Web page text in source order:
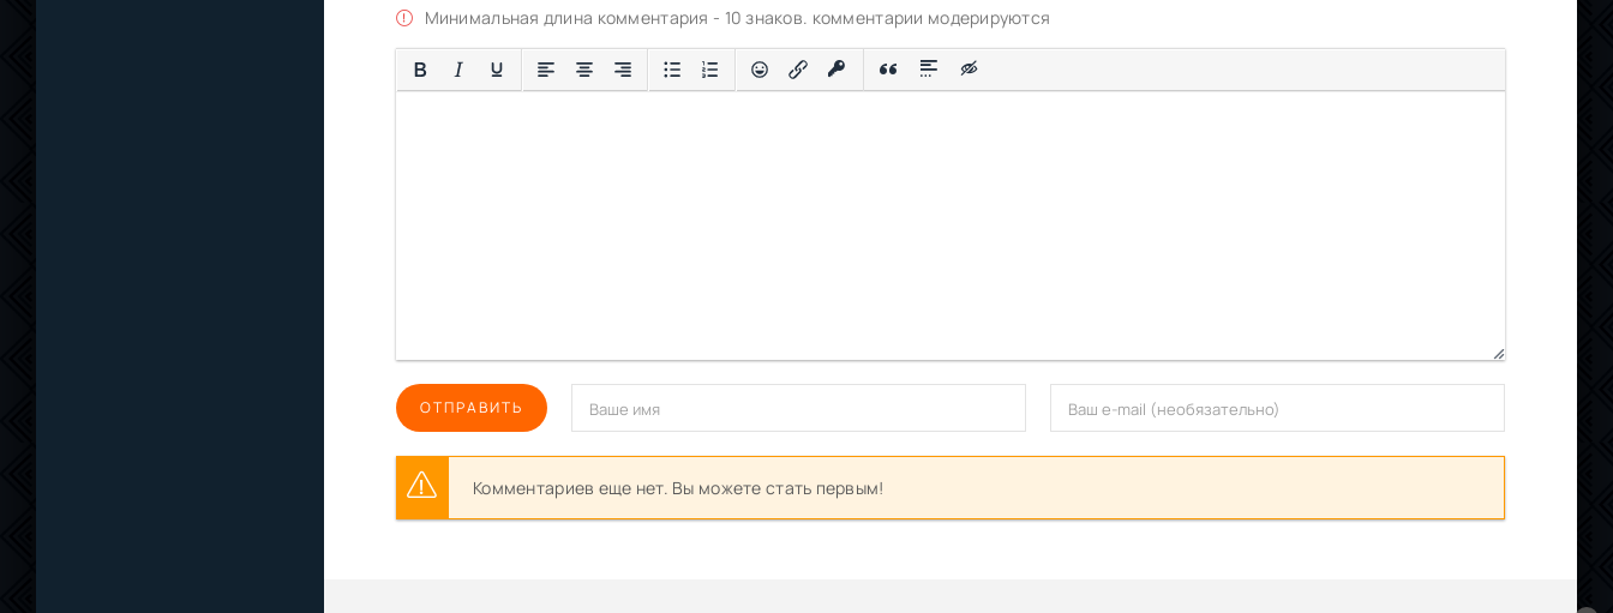
Минимальная длина комментария - 10 знаков. комментарии модерируются
ОТПРАВИТЬ
Комментариев еще нет. Вы можете стать первым!